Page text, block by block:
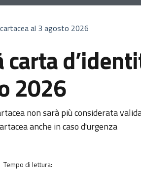
al 3 agosto 2026
2026
non sarà più considerata
anche in caso d'urgenza
Tempo di lettura: